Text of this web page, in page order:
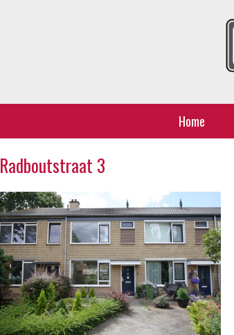
Home
Radboutstraat 3